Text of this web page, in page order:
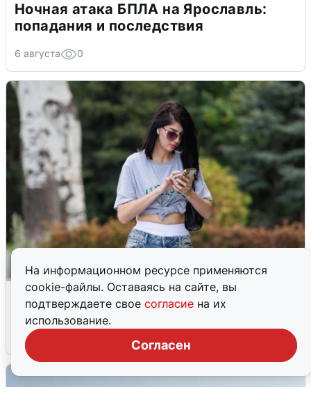
На информационном ресурсе применяются
cookie-файлы. Оставаясь на сайте, вы
подтверждаете свое согласие на их
использование.
Согласен
Ночная атака БПЛА на Ярославль:
попадания и последствия
6 августа 0
Волгоградцы остались без
мобильного интернета
6 августа